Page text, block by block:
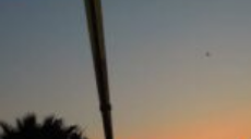
TALÁLKOZÓJA